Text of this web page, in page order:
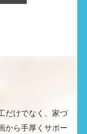
だけでなく、家づ
から手厚くサポー